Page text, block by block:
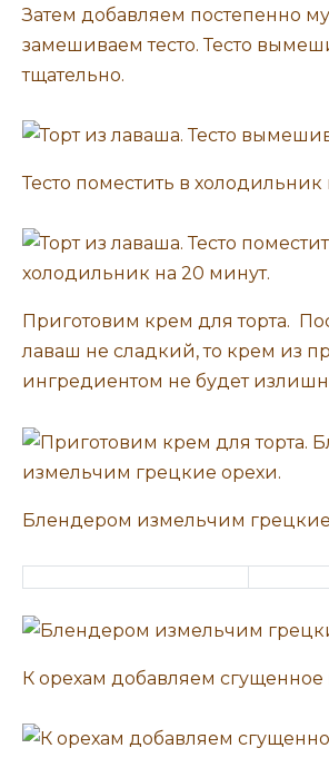
Затем добавляем постепенно
замешиваем тесто. Тесто
тщательно.
Тесто поместить в холодильник
Приготовим крем для торта.
лаваш не сладкий, то крем из
ингредиентом не будет
Блендером измельчим
К орехам добавляем сгущенное